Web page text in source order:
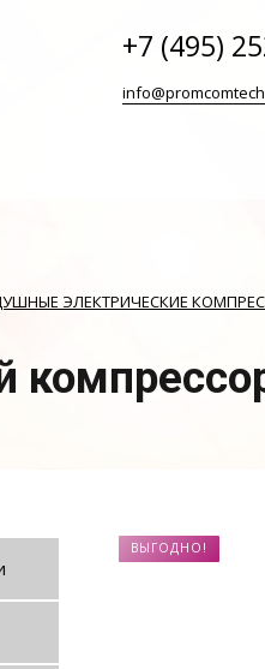
+7 (495)
ЭЛЕКТРИЧЕСКИЕ
ВЫГОДНО!